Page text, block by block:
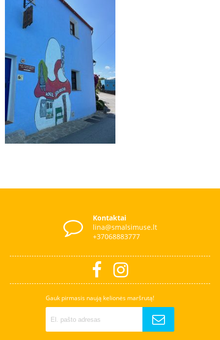
Kontaktai
lina@smalsimuse.lt
+37068883777
Gauk pirmasis naują kelionės maršrutą!